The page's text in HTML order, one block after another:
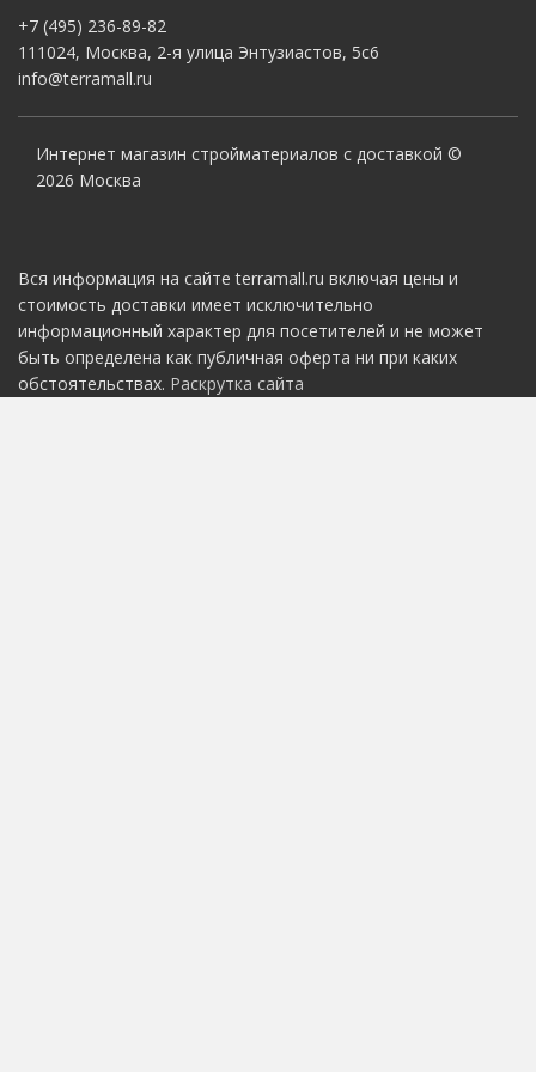
+7 (495) 236-89-82
111024, Москва, 2-я улица Энтузиастов, 5с6
info@terramall.ru
Интернет магазин стройматериалов с доставкой ©
2026 Москва
Вся информация на сайте terramall.ru включая цены и
стоимость доставки имеет исключительно
информационный характер для посетителей и не может
быть определена как публичная оферта ни при каких
обстоятельствах. Раскрутка сайта